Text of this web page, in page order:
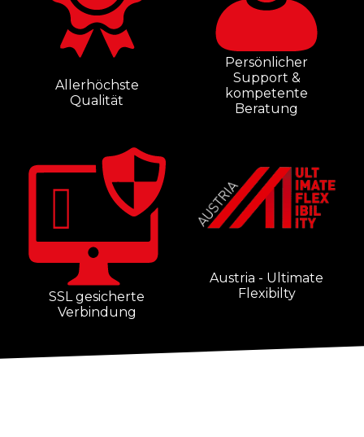
Allerhöchste
Qualität
Persönlicher
Support &
kompetente
Beratung
SSL gesicherte
Verbindung
Austria - Ultimate
Flexibilty